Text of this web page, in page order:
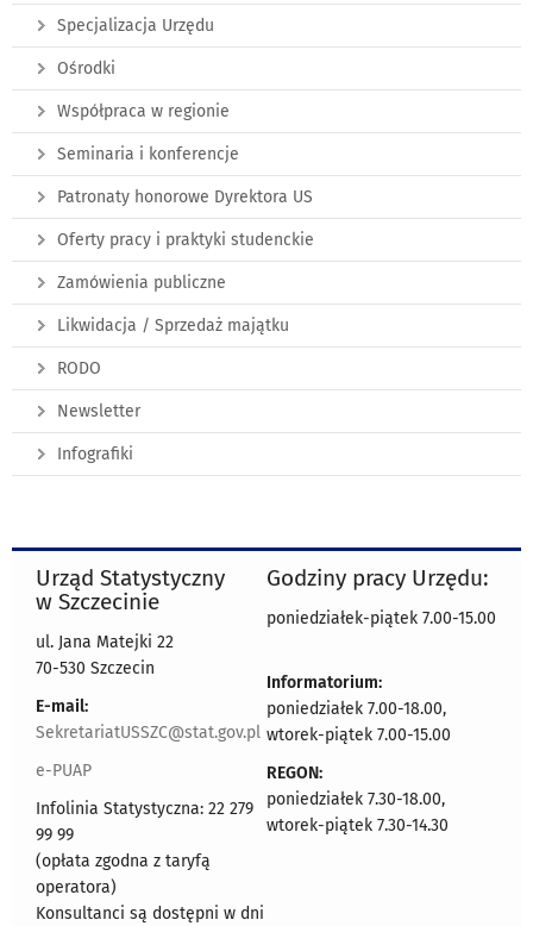
Specjalizacja Urzędu
Ośrodki
Współpraca w regionie
Seminaria i konferencje
Patronaty honorowe Dyrektora US
Oferty pracy i praktyki studenckie
Zamówienia publiczne
Likwidacja / Sprzedaż majątku
RODO
Newsletter
Infografiki
Urząd Statystyczny
w Szczecinie
ul. Jana Matejki 22
70-530 Szczecin
E-mail:
SekretariatUSSZC@stat.gov.pl
e-PUAP
Infolinia Statystyczna: 22 279
99 99
(opłata zgodna z taryfą
operatora)
Konsultanci są dostępni w dni
Godziny pracy Urzędu:
poniedziałek-piątek 7.00-15.00
Informatorium:
poniedziałek 7.00-18.00,
wtorek-piątek 7.00-15.00
REGON:
poniedziałek 7.30-18.00,
wtorek-piątek 7.30-14.30